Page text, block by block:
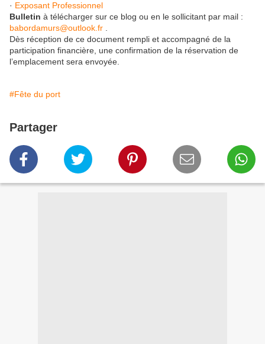
· Exposant Professionnel
Bulletin à télécharger sur ce blog ou en le sollicitant par mail :
babordamurs@outlook.fr
Dès réception de ce document rempli et accompagné de la
participation financière, une confirmation de la réservation de
l’emplacement sera envoyée.
#Fête du port
Partager